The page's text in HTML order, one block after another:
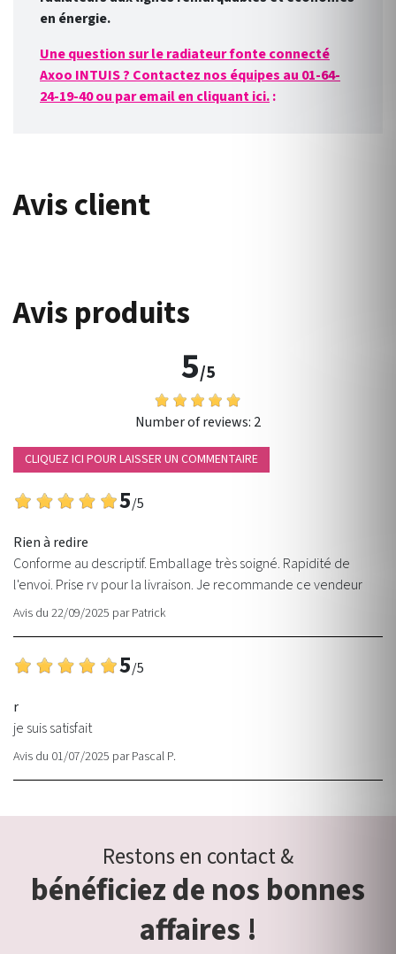
en énergie.
Une question sur le radiateur fonte connecté
Axoo INTUIS ? Contactez nos équipes au 01-64-
24-19-40 ou par email en cliquant ici.:
Avis client
Avis produits
5/5
Number of reviews: 2
CLIQUEZ ICI POUR LAISSER UN COMMENTAIRE
5/5
Rien à redire
Conforme au descriptif. Emballage très soigné. Rapidité de
l'envoi. Prise rv pour la livraison. Je recommande ce vendeur
Avis du 22/09/2025 parPatrick
5/5
r
je suis satisfait
Avis du 01/07/2025 parPascal P.
Restons en contact &
bénéficiez de nos bonnes
affaires !